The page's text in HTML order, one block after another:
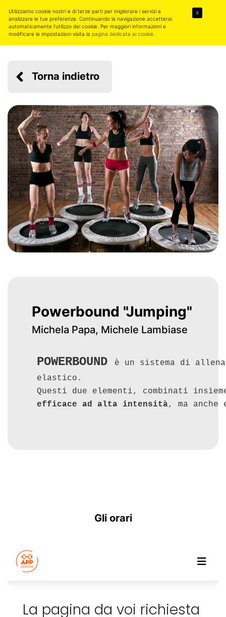
Torna indietro
Powerbound "Jumping"
Michela Papa, Michele Lambiase
POWERBOUND
è un sistema di
elastico.
Questi due elementi, combinati
efficace ad alta intensità, ma anche
Gli orari
Utilizziamo cookie nostri e di terze parti per migliorare i servizi e
analizzare le tue preferenze. Continuando la navigazione accetterai
automaticamente l’utilizzo dei cookie. Per maggiori informazioni e
modificare le impostazioni visita lapagina dedicata ai cookie
X